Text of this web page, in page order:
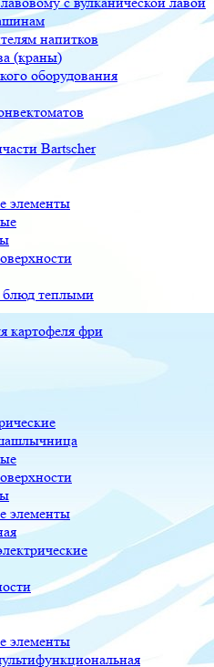
напитков
(краны)
оборудования
Bartscher
элементы
теплыми
картофеля фри
элементы
элементы